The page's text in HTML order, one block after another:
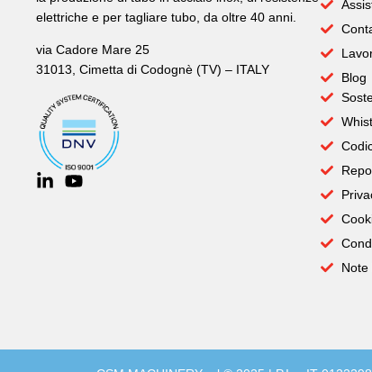
elettriche e per tagliare tubo, da oltre 40 anni.
via Cadore Mare 25
31013, Cimetta di Codognè (TV) – ITALY
Blog
Note